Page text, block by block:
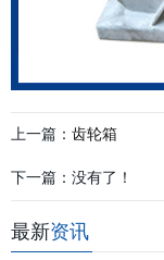
上一篇： 齿轮箱
下一篇：没有了！
最新资讯